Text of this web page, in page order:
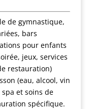
de gymnastique,
bars
pour enfants
jeux, services
restauration)
(eau, alcool, vin
et soins de
spécifique.